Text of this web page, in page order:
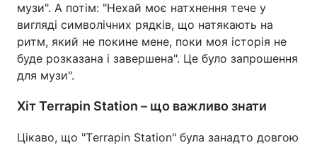
музи". А потім: "Нехай моє натхнення тече у
вигляді символічних рядків, що натякають на
ритм, який не покине мене, поки моя історія не
буде розказана і завершена". Це було запрошення
для музи".
Хіт Terrapin Station – що важливо знати
Цікаво, що "Тerrapin Station" була занадто довгою